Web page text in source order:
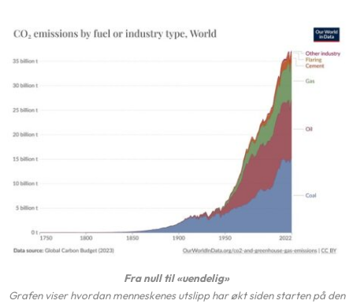
Fra null til «uendelig»
Grafen viser hvordan menneskenes utslipp har økt siden starten på den